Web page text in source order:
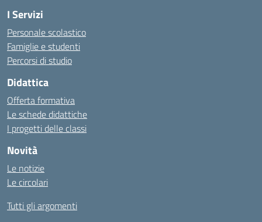
I Servizi
Personale scolastico
Famiglie e studenti
Percorsi di studio
Didattica
Offerta formativa
Le schede didattiche
I progetti delle classi
Novità
Le notizie
Le circolari
Tutti gli argomenti